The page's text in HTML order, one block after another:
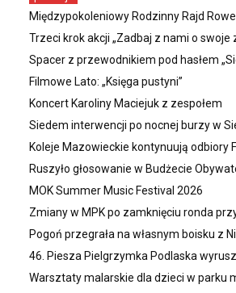
Międzypokoleniowy Rodzinny Rajd
Trzeci krok akcji „Zadbaj z nami o swoje
Spacer z przewodnikiem pod hasłem
Filmowe Lato: „Księga pustyni”
Koncert Karoliny Maciejuk z zespołem
Siedem interwencji po nocnej burzy w
Koleje Mazowieckie kontynuują odbiory
Ruszyło głosowanie w Budżecie
MOK Summer Music Festival 2026
Zmiany w MPK po zamknięciu ronda
Pogoń przegrała na własnym boisku z
46. Piesza Pielgrzymka Podlaska
Warsztaty malarskie dla dzieci w parku